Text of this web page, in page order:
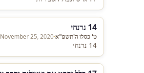
14 נרנחי
ט' כסלו ה'תשפ"א·
November 25, 2020
14 נרנחי